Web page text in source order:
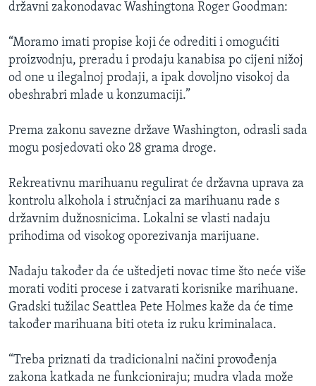
državni zakonodavac Washingtona Roger Goodman:
“Moramo imati propise koji će odrediti i omogućiti
proizvodnju, preradu i prodaju kanabisa po cijeni nižoj
od one u ilegalnoj prodaji, a ipak dovoljno visokoj da
obeshrabri mlade u konzumaciji.”
Prema zakonu savezne države Washington, odrasli sada
mogu posjedovati oko 28 grama droge.
Rekreativnu marihuanu regulirat će državna uprava za
kontrolu alkohola i stručnjaci za marihuanu rade s
državnim dužnosnicima. Lokalni se vlasti nadaju
prihodima od visokog oporezivanja marijuane.
Nadaju također da će uštedjeti novac time što neće više
morati voditi procese i zatvarati korisnike marihuane.
Gradski tužilac Seattlea Pete Holmes kaže da će time
također marihuana biti oteta iz ruku kriminalaca.
“Treba priznati da tradicionalni načini provođenja
zakona katkada ne funkcioniraju; mudra vlada može